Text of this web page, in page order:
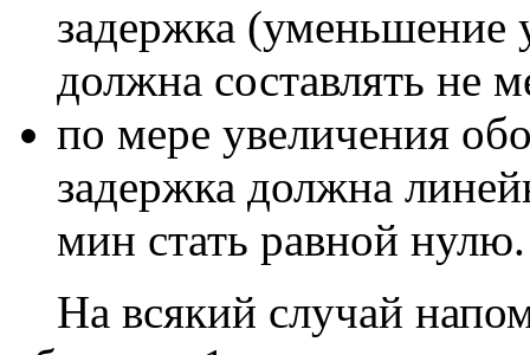
задержка (уменьшение
должна составлять не
по мере увеличения
задержка должна
мин стать равной нулю.
На всякий случай